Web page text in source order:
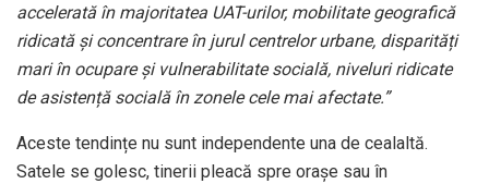
accelerată în majoritatea UAT-urilor, mobilitate geografică
ridicată și concentrare în jurul centrelor urbane, disparități
mari în ocupare și vulnerabilitate socială, niveluri ridicate
de asistență socială în zonele cele mai afectate.”
Aceste tendințe nu sunt independente una de cealaltă.
Satele se golesc, tinerii pleacă spre orașe sau în